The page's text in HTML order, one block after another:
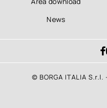
News
© BORGA ITALIA